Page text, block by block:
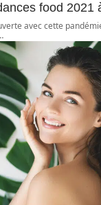
food 2021
avec cette